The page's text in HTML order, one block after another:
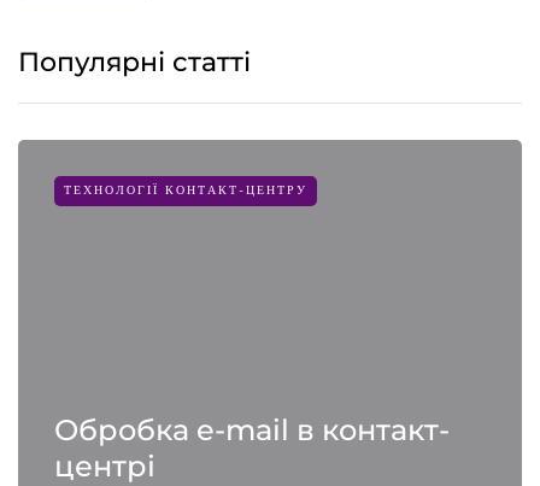
Популярні статті
ТЕХНОЛОГІЇ КОНТАКТ-ЦЕНТРУ
Обробка e-mail в контакт-
центрі